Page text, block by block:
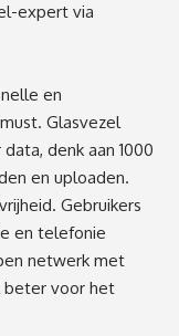
expert via
en
Glasvezel
denk aan 1000
en uploaden.
Gebruikers
en telefonie
netwerk met
beter voor het